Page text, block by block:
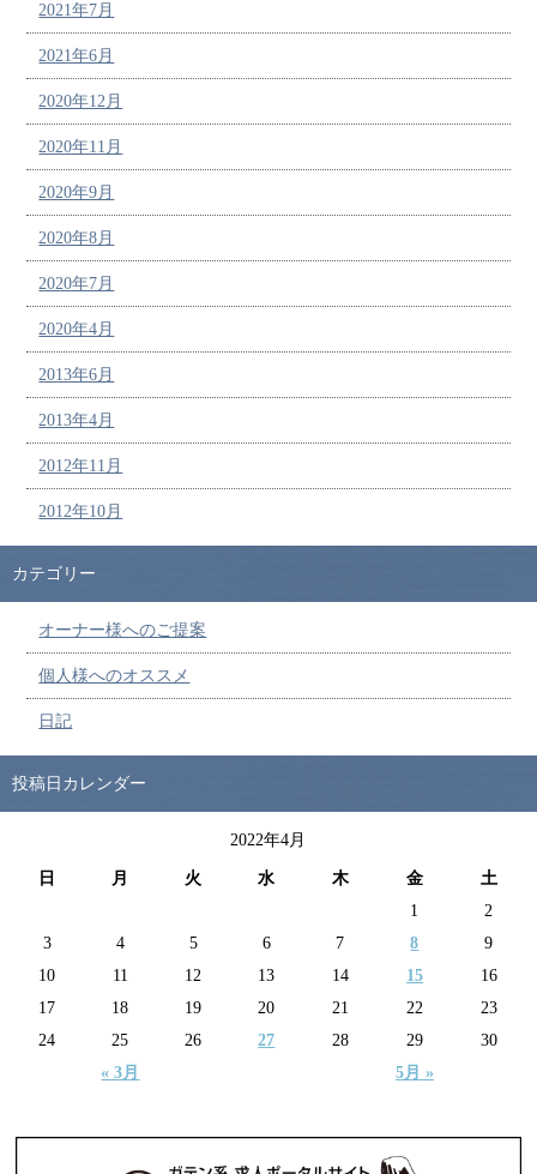
2021年7月
2021年6月
2020年12月
2020年11月
2020年9月
2020年8月
2020年7月
2020年4月
2013年6月
2013年4月
2012年11月
2012年10月
カテゴリー
オーナー様へのご提案
個人様へのオススメ
日記
投稿日カレンダー
2022年4月
日 月 火 水 木 金 土
« 3月 5月 »
1
2
3
4 5 6 7 8
9
10
11 12 13 14 15
16
17
18 19 20 21 22
23
24
25 26 27 28 29 30